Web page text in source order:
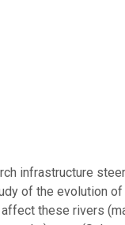
infrastructure
of the evolution of
these rivers